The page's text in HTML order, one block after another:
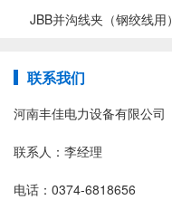
JBB并沟线夹（钢绞线用）
联系我们
河南丰佳电力设备有限公司
联系人：李经理
电话：0374-6818656